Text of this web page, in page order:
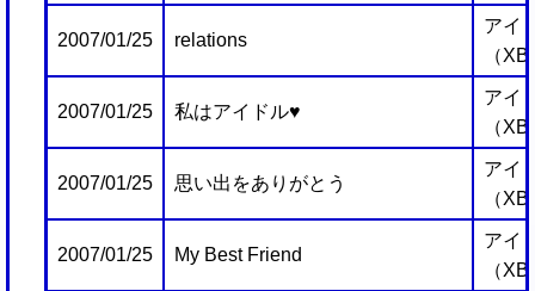
2007/01/25 relations
アイ
（
2007/01/25 私はアイドル♥
アイ
（
2007/01/25 思い出をありがとう
アイ
（
2007/01/25 My Best Friend
アイ
（